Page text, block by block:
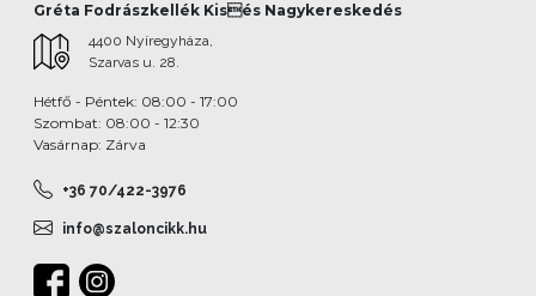
Gréta Fodrászkellék Kisés Nagykereskedés
4400 Nyíregyháza,
Szarvas u. 28.
Hétfő - Péntek: 08:00 - 17:00
Szombat: 08:00 - 12:30
Vasárnap: Zárva
+36 70/422-3976
info@szaloncikk.hu